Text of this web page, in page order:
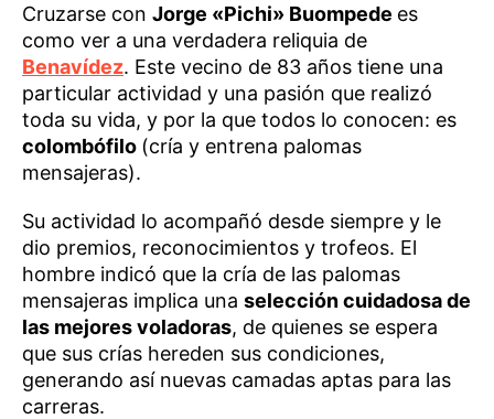
Cruzarse con Jorge «Pichi» Buompede es
como ver a una verdadera reliquia de
Benavídez. Este vecino de 83 años tiene una
particular actividad y una pasión que realizó
toda su vida, y por la que todos lo conocen: es
colombófilo (cría y entrena palomas
mensajeras).
Su actividad lo acompañó desde siempre y le
dio premios, reconocimientos y trofeos. El
hombre indicó que la cría de las palomas
mensajeras implica una selección cuidadosa de
las mejores voladoras, de quienes se espera
que sus crías hereden sus condiciones,
generando así nuevas camadas aptas para las
carreras.